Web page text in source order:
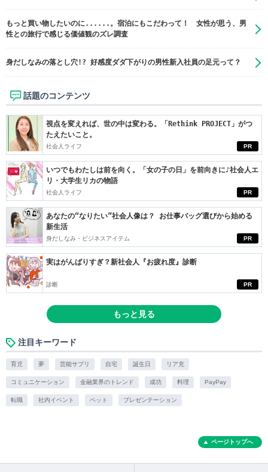
もっと買い物したいのに......。宿泊にもこだわって！ 女性が思う、男
性との旅行で感じる価値観のズレ調査
身だしなみの落とし穴!? 好感度ダダ下がりの男性新入社員の足元って？
話題のコンテンツ
PR
視点を変えれば、世の中は変わる。「Rethink PROJECT」がつ
たえたいこと。
社会人ライフ
PR
いつでもわたしは前を向く。「女の子の日」を前向きに♪社会人エ
リ・大学生リカの物語
社会人ライフ
PR
あなたの“なりたい”社会人像は？ お仕事バッグ選びから始める
新生活
身だしなみ・ビジネスアイテム
PR
実はがんばりすぎ？新社会人『お疲れ度』診断
診断
もっと見る
注目キーワード
育児 夢 芸能サプリ 自宅 誕生日 リア充
コミュニケーション 金融業界のトレンド 成功 料理 PayPay
転職 社内イベント ペット プレゼンテーション
ページトップへ